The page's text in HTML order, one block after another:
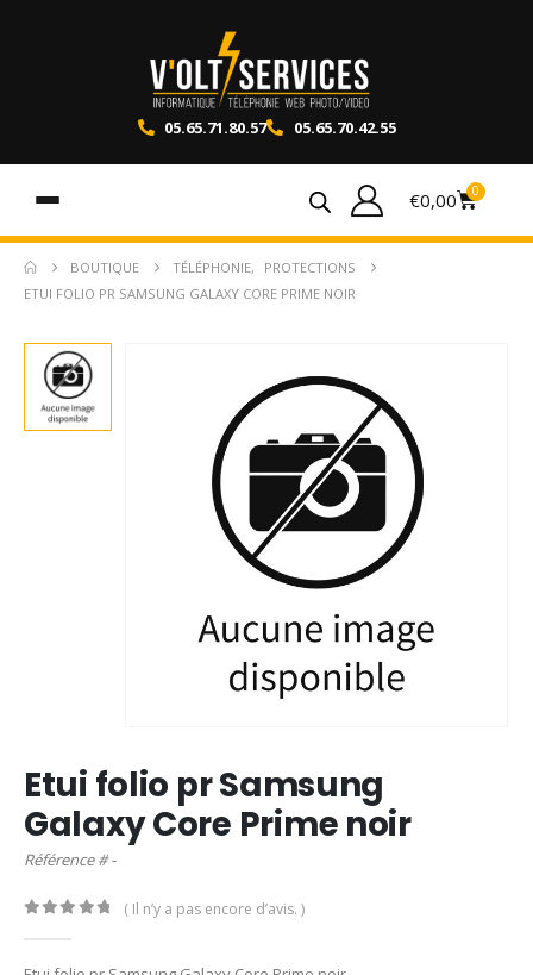
05.65.71.80.57 05.65.70.42.55
€0,00 0
BOUTIQUE TÉLÉPHONIE,
PROTECTIONS
ETUI FOLIO PR SAMSUNG GALAXY CORE PRIME NOIR
Etui folio pr Samsung
Galaxy Core Prime noir
Référence # -
( Il n’y a pas encore d’avis. )